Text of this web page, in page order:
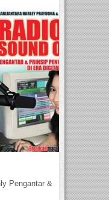
Pengantar &